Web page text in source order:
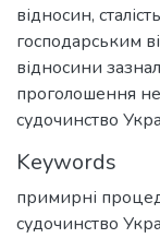
відносин,
господарським
відносини
проголошення
судочинство
Keywords
примирні
судочинство